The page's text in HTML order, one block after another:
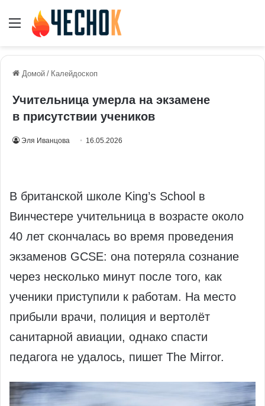
Меню
Домой / Калейдоскоп
Учительница умерла на экзамене
в присутствии учеников
Эля Иванцова 16.05.2026
В британской школе King’s School в
Винчестере учительница в возрасте около
40 лет скончалась во время проведения
экзаменов GCSE: она потеряла сознание
через несколько минут после того, как
ученики приступили к работам. На место
прибыли врачи, полиция и вертолёт
санитарной авиации, однако спасти
педагога не удалось, пишет The Mirror.